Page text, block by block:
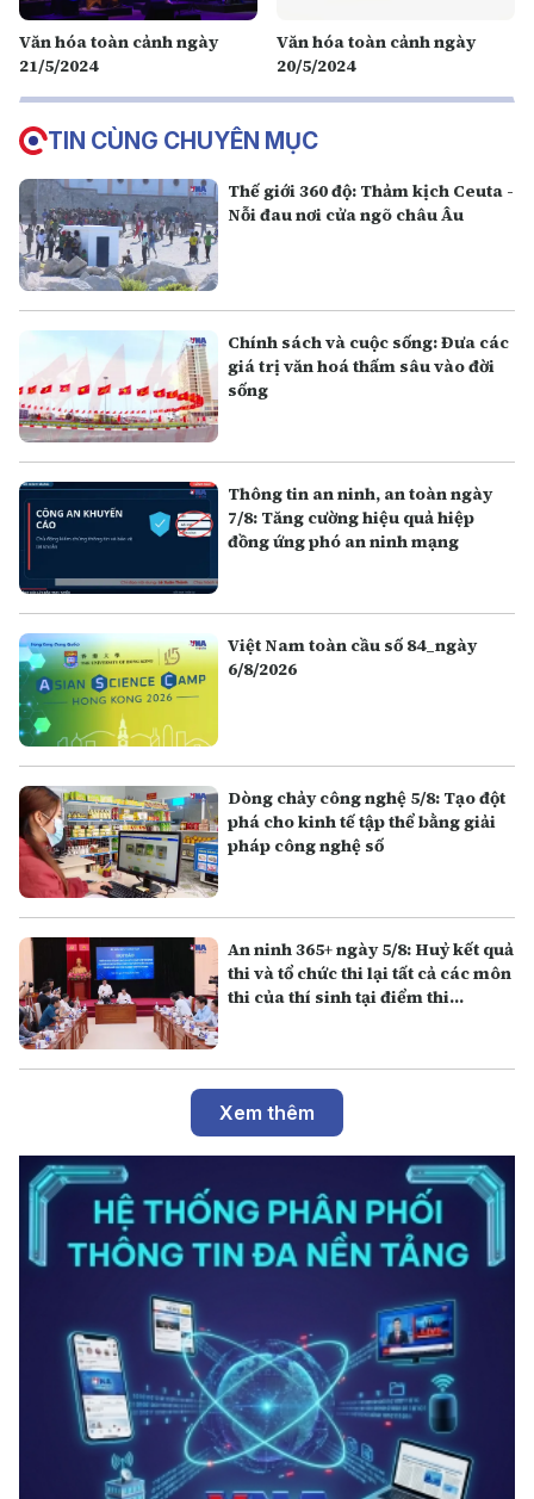
Văn hóa toàn cảnh ngày
21/5/2024
Văn hóa toàn cảnh ngày
20/5/2024
TIN CÙNG CHUYÊN MỤC
Thế giới 360 độ: Thảm kịch Ceuta -
Nỗi đau nơi cửa ngõ châu Âu
Chính sách và cuộc sống: Đưa các
giá trị văn hoá thấm sâu vào đời
sống
Thông tin an ninh, an toàn ngày
7/8: Tăng cường hiệu quả hiệp
đồng ứng phó an ninh mạng
Việt Nam toàn cầu số 84_ngày
6/8/2026
Dòng chảy công nghệ 5/8: Tạo đột
phá cho kinh tế tập thể bằng giải
pháp công nghệ số
An ninh 365+ ngày 5/8: Huỷ kết quả
thi và tổ chức thi lại tất cả các môn
thi của thí sinh tại điểm thi
Xem thêm